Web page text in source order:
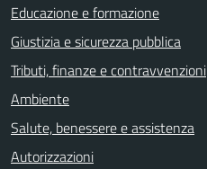
Educazione e formazione
Giustizia e sicurezza pubblica
Tributi, finanze e contravvenzioni
Ambiente
Salute, benessere e assistenza
Autorizzazioni